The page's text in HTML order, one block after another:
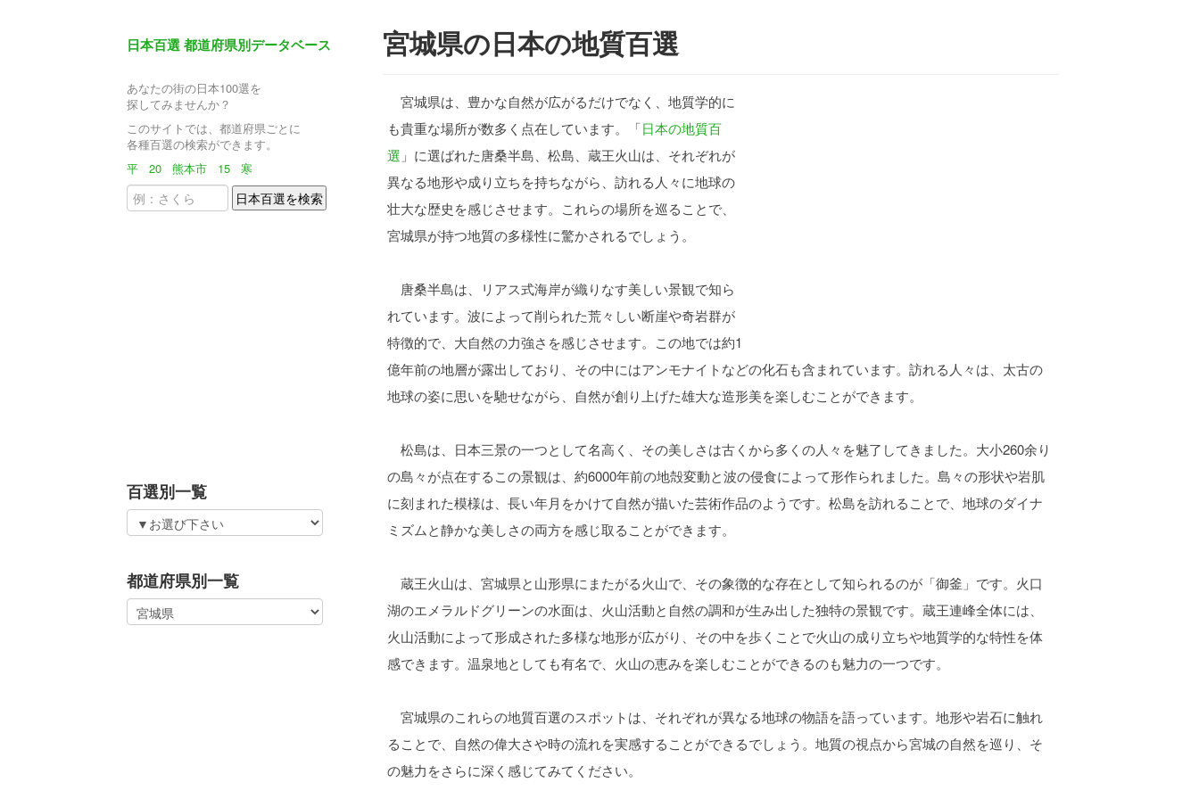
日本百選 都道府県別データベース
あなたの街の日本100選を
探してみませんか？
このサイトでは、都道府県ごとに
各種百選の検索ができます。
平
20 熊本市 15 寒
百選別一覧
都道府県別一覧
宮城県の日本の地質百選
宮城県は、豊かな自然が広がるだけでなく、地質学的に
も貴重な場所が数多く点在しています。「日本の地質百
選 」に選ばれた唐桑半島、松島、蔵王火山は、それぞれが
異なる地形や成り立ちを持ちながら、訪れる人々に地球の
壮大な歴史を感じさせます。これらの場所を巡ることで、
宮城県が持つ地質の多様性に驚かされるでしょう。
唐桑半島は、リアス式海岸が織りなす美しい景観で知ら
れています。波によって削られた荒々しい断崖や奇岩群が
特徴的で、大自然の力強さを感じさせます。この地では約1
億年前の地層が露出しており、その中にはアンモナイトなどの化石も含まれています。訪れる人々は、太古の
地球の姿に思いを馳せながら、自然が創り上げた雄大な造形美を楽しむことができます。
松島は、日本三景の一つとして名高く、その美しさは古くから多くの人々を魅了してきました。大小260余り
の島々が点在するこの景観は、約6000年前の地殻変動と波の侵食によって形作られました。島々の形状や岩肌
に刻まれた模様は、長い年月をかけて自然が描いた芸術作品のようです。松島を訪れることで、地球のダイナ
ミズムと静かな美しさの両方を感じ取ることができます。
蔵王火山は、宮城県と山形県にまたがる火山で、その象徴的な存在として知られるのが「御釜」です。火口
湖のエメラルドグリーンの水面は、火山活動と自然の調和が生み出した独特の景観です。蔵王連峰全体には、
火山活動によって形成された多様な地形が広がり、その中を歩くことで火山の成り立ちや地質学的な特性を体
感できます。温泉地としても有名で、火山の恵みを楽しむことができるのも魅力の一つです。
宮城県のこれらの地質百選のスポットは、それぞれが異なる地球の物語を語っています。地形や岩石に触れ
ることで、自然の偉大さや時の流れを実感することができるでしょう。地質の視点から宮城の自然を巡り、そ
の魅力をさらに深く感じてみてください。